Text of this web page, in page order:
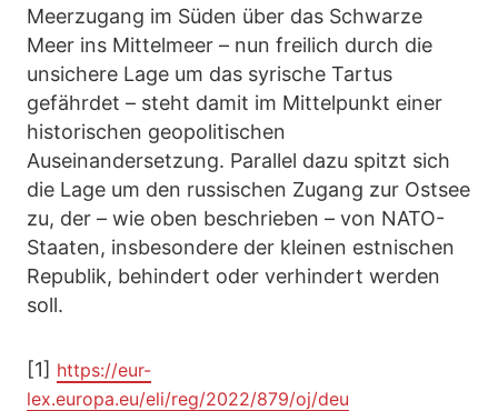
Meerzugang im Süden über das Schwarze
Meer ins Mittelmeer – nun freilich durch die
unsichere Lage um das syrische Tartus
gefährdet – steht damit im Mittelpunkt einer
historischen geopolitischen
Auseinandersetzung. Parallel dazu spitzt sich
die Lage um den russischen Zugang zur Ostsee
zu, der – wie oben beschrieben – von NATO-
Staaten, insbesondere der kleinen estnischen
Republik, behindert oder verhindert werden
soll.
[1] https://eur-
lex.europa.eu/eli/reg/2022/879/oj/deu